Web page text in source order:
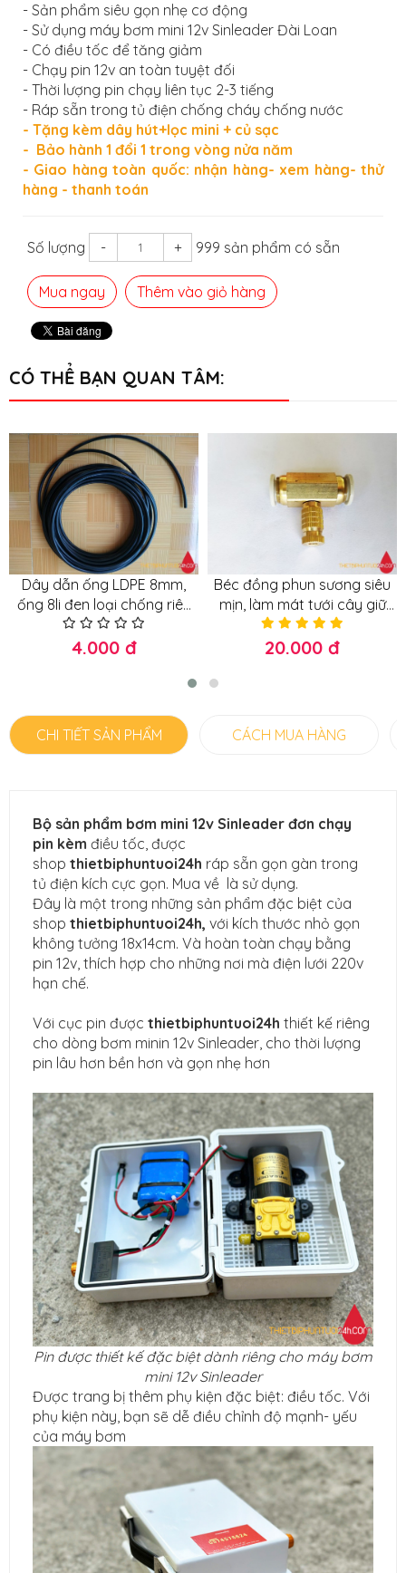
- Sản phẩm siêu gọn nhẹ cơ động
- Sử dụng máy bơm mini 12v Sinleader Đài Loan
- Có điều tốc để tăng giảm
- Chạy pin 12v an toàn tuyệt đối
- Thời lượng pin chạy liên tục 2-3 tiếng
- Ráp sẵn trong tủ điện chống cháy chống nước
- Tặng kèm dây hút+lọc mini + củ sạc
- Bảo hành 1 đổi 1 trong vòng nửa năm
- Giao hàng toàn quốc: nhận hàng- xem hàng- thử
hàng - thanh toán
Số lượng - + 999 sản phẩm có sẵn
Mua ngay Thêm vào giỏ hàng
CÓ THỂ BẠN QUAN TÂM:
Dây dẫn ống LDPE 8mm,
ống 8li đen loại chống riêu
chống nắng loại tốt
4.000 đ
Béc đồng phun sương siêu
mịn, làm mát tưới cây giữ
ẩm
20.000 đ
CHI TIẾT SẢN PHẨM CÁCH MUA HÀNG
Bộ sản phẩm bơm mini 12v Sinleader đơn chạy
pin kèm điều tốc, được
shop thietbiphuntuoi24h ráp sẵn gọn gàn trong
tủ điện kích cực gọn. Mua về là sử dụng.
Đây là một trong những sản phẩm đặc biệt của
shop thietbiphuntuoi24h, với kích thước nhỏ gọn
không tưởng 18x14cm. Và hoàn toàn chạy bằng
pin 12v, thích hợp cho những nơi mà điện lưới 220v
hạn chế.
Với cục pin được thietbiphuntuoi24h thiết kế riêng
cho dòng bơm minin 12v Sinleader, cho thời lượng
pin lâu hơn bền hơn và gọn nhẹ hơn
Pin được thiết kế đặc biệt dành riêng cho máy bơm
mini 12v Sinleader
Được trang bị thêm phụ kiện đặc biệt: điều tốc. Với
phụ kiện này, bạn sẽ dễ điều chỉnh độ mạnh- yếu
của máy bơm